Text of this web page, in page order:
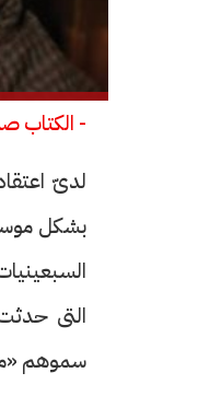
- الكتاب صدر عن
لدىّ
بشكل
سموهم